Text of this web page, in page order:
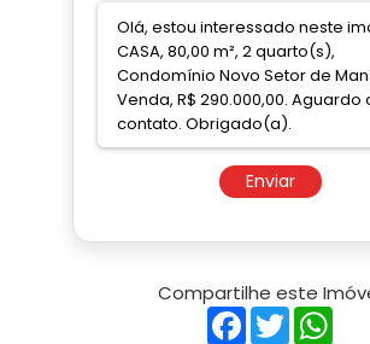
Enviar
Compartilhe este
Facebook
Twitter